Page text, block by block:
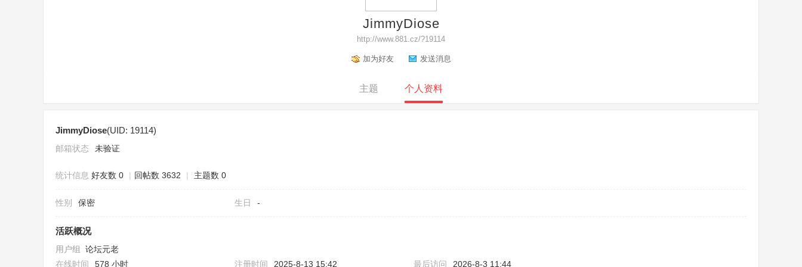
JimmyDiose
http://www.881.cz/?19114
加为好友 发送消息
主题 个人资料
JimmyDiose(UID: 19114)
邮箱状态 未验证
统计信息 好友数 0 | 回帖数 3632 | 主题数 0
性别 保密 生日 -
活跃概况
用户组 论坛元老
在线时间
578 小时 注册时间 2025-8-13 15:42 最后访问 2026-8-3 11:44